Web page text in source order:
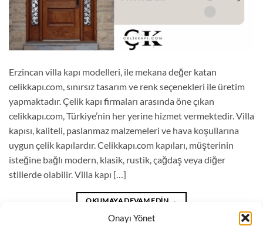
Onayı Yönet
Erzincan villa kapı modelleri, ile mekana değer katan
celikkapı.com, sınırsız tasarım ve renk seçenekleri ile üretim
yapmaktadır. Çelik kapı firmaları arasında öne çıkan
celikkapı.com, Türkiye’nin her yerine hizmet vermektedir. Villa
kapısı, kaliteli, paslanmaz malzemeleri ve hava koşullarına
uygun çelik kapılardır. Celikkapı.com kapıları, müşterinin
isteğine bağlı modern, klasik, rustik, çağdaş veya diğer
stillerde olabilir. Villa kapı […]
OKUMAYA DEVAM EDIN →